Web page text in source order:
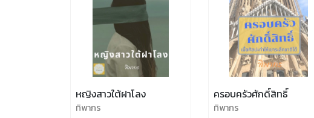
หญิงสาวใต้ฝาโลง
ทิพากร
ครอบครัวศักดิ์สิทธิ์
ทิพากร